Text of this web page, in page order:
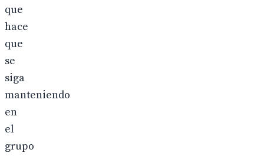
que
hace
que
se
siga
manteniendo
en
el
grupo